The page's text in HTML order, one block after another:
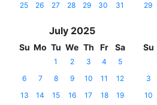
25
26 27 28 29 30 31
29
July 2025
Su Mo Tu We Th Fr Sa
1 2 3 4
5
6
7 8 9 10 11
12
13
14 15 16 17 18
19
Su
3
10